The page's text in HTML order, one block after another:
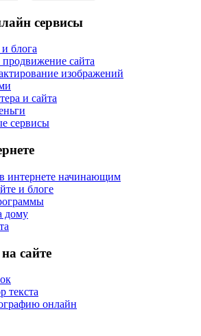
сервисы
блога
сайта
изображений
и сайта
сервисы
в интернете начинающим
и блоге
дому
сайте
текста
онлайн